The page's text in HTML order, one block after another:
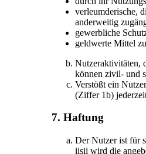
verleumderische,
anderweitig
gewerbliche
geldwerte Mittel
Nutzeraktivitäten,
können zivil- und
Verstößt ein
(Ziffer 1b)
7. Haftung
Der Nutzer ist für
iisii wird die